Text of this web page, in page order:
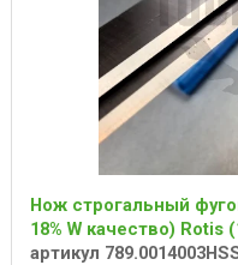
Нож строгальный
18% W качество) Rotis
артикул